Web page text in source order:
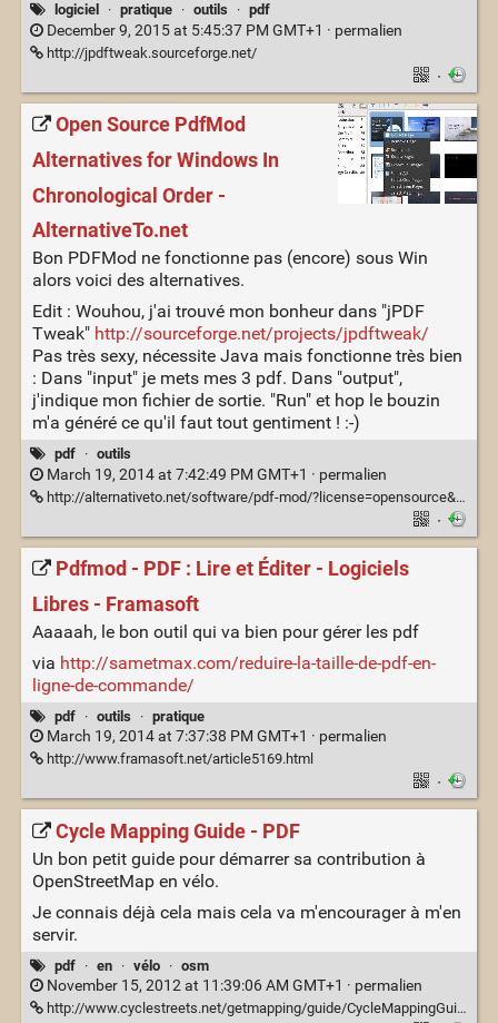
logiciel · pratique · outils · pdf
December 9, 2015 at 5:45:37 PM GMT+1 · permalien
http://jpdftweak.sourceforge.net/
·
Open Source PdfMod
Alternatives for Windows In
Chronological Order -
AlternativeTo.net
Bon PDFMod ne fonctionne pas (encore) sous Win
alors voici des alternatives.
Edit : Wouhou, j'ai trouvé mon bonheur dans "jPDF
Tweak" http://sourceforge.net/projects/jpdftweak/
Pas très sexy, nécessite Java mais fonctionne très bien
: Dans "input" je mets mes 3 pdf. Dans "output",
j'indique mon fichier de sortie. "Run" et hop le bouzin
m'a généré ce qu'il faut tout gentiment ! :-)
pdf · outils
March 19, 2014 at 7:42:49 PM GMT+1 · permalien
http://alternativeto.net/software/pdf-mod/?license=opensource&platform=windows&sort=addeddate
·
Pdfmod - PDF : Lire et Éditer - Logiciels
Libres - Framasoft
Aaaaah, le bon outil qui va bien pour gérer les pdf
via http://sametmax.com/reduire-la-taille-de-pdf-en-
ligne-de-commande/
pdf · outils · pratique
March 19, 2014 at 7:37:38 PM GMT+1 · permalien
http://www.framasoft.net/article5169.html
·
Cycle Mapping Guide - PDF
Un bon petit guide pour démarrer sa contribution à
OpenStreetMap en vélo.
Je connais déjà cela mais cela va m'encourager à m'en
servir.
pdf · en · vélo · osm
November 15, 2012 at 11:39:06 AM GMT+1 · permalien
http://www.cyclestreets.net/getmapping/guide/CycleMappingGuide.pdf